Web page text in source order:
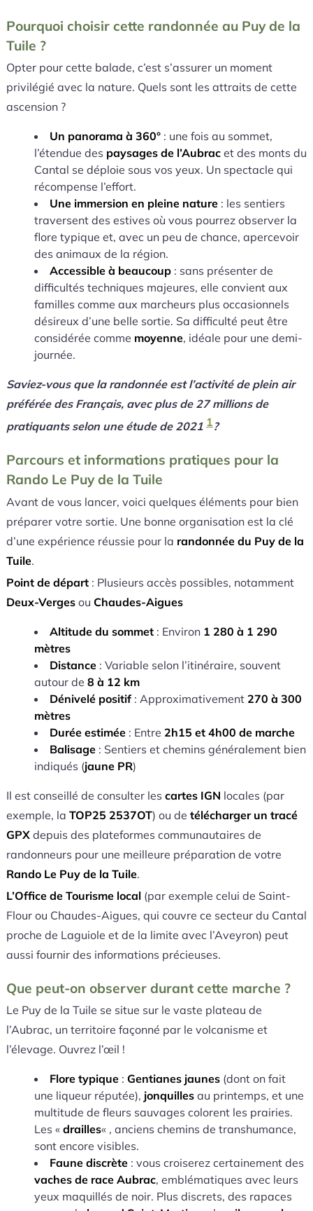
Pourquoi choisir cette randonnée au Puy de la
Tuile ?
Opter pour cette balade, c’est s’assurer un moment
privilégié avec la nature. Quels sont les attraits de cette
ascension ?
Un panorama à 360°: une fois au sommet,
l’étendue des paysages de l’Aubracet des monts du
Cantal se déploie sous vos yeux. Un spectacle qui
récompense l’effort.
Une immersion en pleine nature: les sentiers
traversent des estives où vous pourrez observer la
flore typique et, avec un peu de chance, apercevoir
des animaux de la région.
Accessible à beaucoup: sans présenter de
difficultés techniques majeures, elle convient aux
familles comme aux marcheurs plus occasionnels
désireux d’une belle sortie. Sa difficulté peut être
considérée comme moyenne, idéale pour une demi-
journée.
Saviez-vous que la randonnée est l’activité de plein air
préférée des Français, avec plus de 27 millions de
pratiquants selon une étude de 2021 1?
Parcours et informations pratiques pour la
Rando Le Puy de la Tuile
Avant de vous lancer, voici quelques éléments pour bien
préparer votre sortie. Une bonne organisation est la clé
d’une expérience réussie pour la randonnée du Puy de la
Tuile.
Point de départ: Plusieurs accès possibles, notamment
Deux-Vergesou Chaudes-Aigues
Altitude du sommet: Environ 1 280 à 1 290
mètres
Distance: Variable selon l’itinéraire, souvent
autour de 8 à 12 km
Dénivelé positif: Approximativement 270 à 300
mètres
Durée estimée: Entre 2h15 et 4h00 de marche
Balisage: Sentiers et chemins généralement bien
indiqués (jaune PR)
Il est conseillé de consulter les cartes IGN locales (par
exemple, la TOP25 2537OT) ou de télécharger un tracé
GPXdepuis des plateformes communautaires de
randonneurs pour une meilleure préparation de votre
Rando Le Puy de la Tuile.
L’Office de Tourisme local(par exemple celui de Saint-
Flour ou Chaudes-Aigues, qui couvre ce secteur du Cantal
proche de Laguiole et de la limite avec l’Aveyron) peut
aussi fournir des informations précieuses.
Que peut-on observer durant cette marche ?
Le Puy de la Tuile se situe sur le vaste plateau de
l’Aubrac, un territoire façonné par le volcanisme et
l’élevage. Ouvrez l’œil !
Flore typique: Gentianes jaunes(dont on fait
une liqueur réputée), jonquillesau printemps, et une
multitude de fleurs sauvages colorent les prairies.
Les « drailles« , anciens chemins de transhumance,
sont encore visibles.
Faune discrète: vous croiserez certainement des
vaches de race Aubrac, emblématiques avec leurs
yeux maquillés de noir. Plus discrets, des rapaces